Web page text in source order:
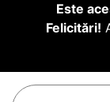
Este
Felicitări!